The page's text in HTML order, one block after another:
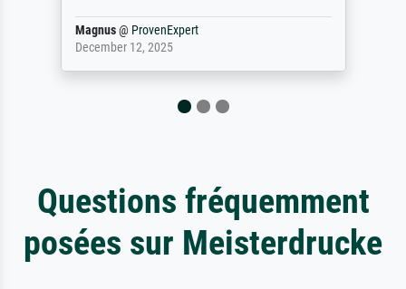
Magnus@ ProvenExpert
December 12, 2025
Questions fréquemment
posées sur Meisterdrucke